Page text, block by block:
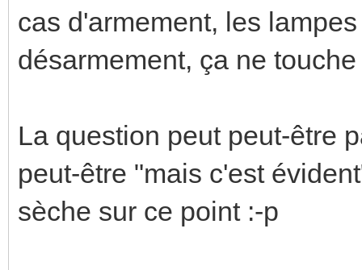
cas d'armement, les
désarmement, ça ne
La question peut peut-être
peut-être "mais c'est
sèche sur ce point :-p